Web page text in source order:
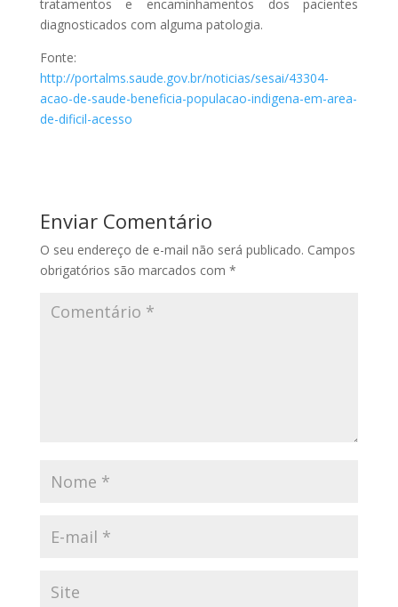
tratamentos e encaminhamentos dos pacientes
diagnosticados com alguma patologia.
Fonte:
http://portalms.saude.gov.br/noticias/sesai/43304-
acao-de-saude-beneficia-populacao-indigena-em-area-
de-dificil-acesso
Enviar Comentário
O seu endereço de e-mail não será publicado. Campos
obrigatórios são marcados com *